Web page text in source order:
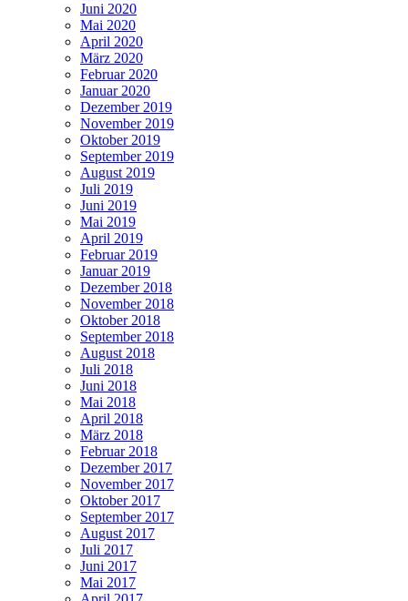
Juni 2020
Mai 2020
April 2020
März 2020
Februar 2020
Januar 2020
Dezember 2019
November 2019
Oktober 2019
September 2019
August 2019
Juli 2019
Juni 2019
Mai 2019
April 2019
Februar 2019
Januar 2019
Dezember 2018
November 2018
Oktober 2018
September 2018
August 2018
Juli 2018
Juni 2018
Mai 2018
April 2018
März 2018
Februar 2018
Dezember 2017
November 2017
Oktober 2017
September 2017
August 2017
Juli 2017
Juni 2017
Mai 2017